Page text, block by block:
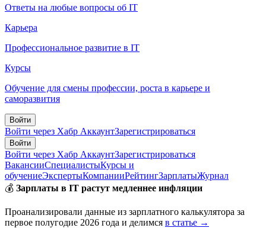
Ответы на любые вопросы об IT
Карьера
Профессиональное развитие в IT
Курсы
Обучение для смены профессии, роста в карьере и
саморазвития
Войти
Войти через Хабр АккаунтЗарегистрироваться
Войти
Войти через Хабр АккаунтЗарегистрироваться
ВакансииСпециалистыКурсы и
обучениеЭкспертыКомпанииРейтингЗарплатыЖурнал
💰 Зарплаты в IT растут медленнее инфляции
Проанализировали данные из зарплатного калькулятора за
первое полугодие 2026 года и делимся в статье →